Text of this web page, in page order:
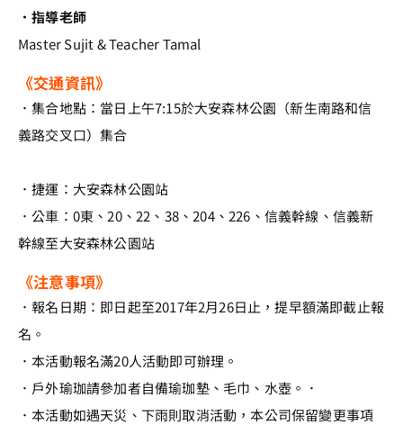
．指導老師
Master Sujit & Teacher Tamal
《交通資訊》
．集合地點：當日上午7:15於大安森林公園（新生南路和信
義路交叉口）集合
．捷運：大安森林公園站
．公車：0東、20、22、38、204、226、信義幹線、信義新
幹線至大安森林公園站
《注意事項》
．報名日期：即日起至2017年2月26日止，提早額滿即截止報
名。
．本活動報名滿20人活動即可辦理。
．戶外瑜珈請參加者自備瑜珈墊、毛巾、水壺。．
．本活動如遇天災、下雨則取消活動，本公司保留變更事項